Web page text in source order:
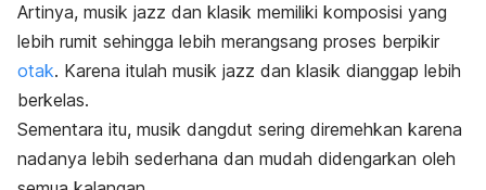
Artinya, musik jazz dan klasik memiliki komposisi yang
lebih rumit sehingga lebih merangsang proses berpikir
otak. Karena itulah musik jazz dan klasik dianggap lebih
berkelas.
Sementara itu, musik dangdut sering diremehkan karena
nadanya lebih sederhana dan mudah didengarkan oleh